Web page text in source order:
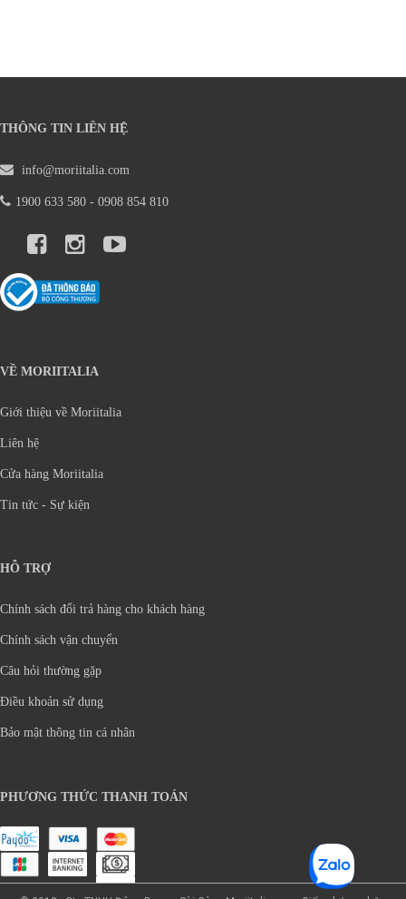
THÔNG TIN LIÊN HỆ
info@moriitalia.com
1900 633 580 - 0908 854 810
VỀ MORIITALIA
Giới thiệu về Moriitalia
Liên hệ
Cửa hàng Moriitalia
Tin tức - Sự kiện
HỖ TRỢ
Chính sách đổi trả hàng cho khách hàng
Chính sách vận chuyển
Câu hỏi thường gặp
Điều khoản sử dụng
Bảo mật thông tin cá nhân
PHƯƠNG THỨC THANH TOÁN